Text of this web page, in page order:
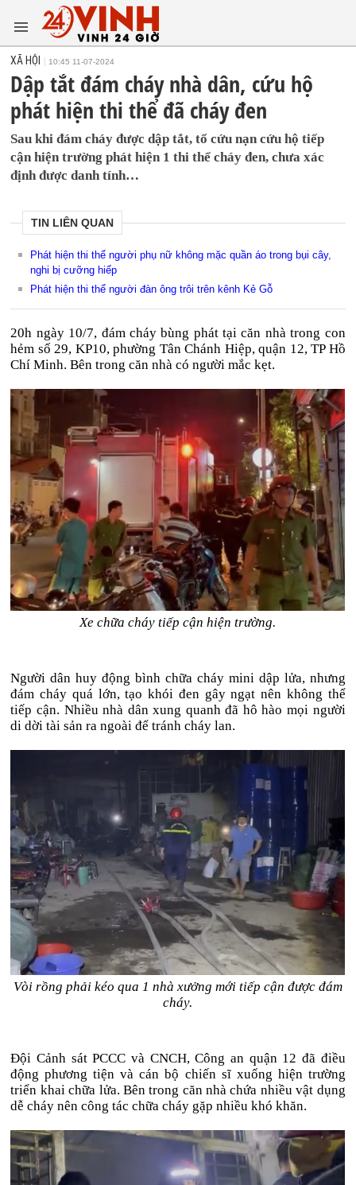
XÃ HỘI 10:45 11-07-2024
Dập tắt đám cháy nhà dân, cứu hộ
phát hiện thi thể đã cháy đen
Sau khi đám cháy được dập tắt, tổ cứu nạn cứu hộ tiếp
cận hiện trường phát hiện 1 thi thể cháy đen, chưa xác
định được danh tính…
TIN LIÊN QUAN
Phát hiện thi thể người phụ nữ không mặc quần áo trong bụi cây,
nghi bị cưỡng hiếp
Phát hiện thi thể người đàn ông trôi trên kênh Kẻ Gỗ
20h ngày 10/7, đám cháy bùng phát tại căn nhà trong con
hẻm số 29, KP10, phường Tân Chánh Hiệp, quận 12, TP Hồ
Chí Minh. Bên trong căn nhà có người mắc kẹt.
Xe chữa cháy tiếp cận hiện trường.
Người dân huy động bình chữa cháy mini dập lửa, nhưng
đám cháy quá lớn, tạo khói đen gây ngạt nên không thể
tiếp cận. Nhiều nhà dân xung quanh đã hô hào mọi người
di dời tài sản ra ngoài để tránh cháy lan.
Vòi rồng phải kéo qua 1 nhà xưởng mới tiếp cận được đám
cháy.
Đội Cảnh sát PCCC và CNCH, Công an quận 12 đã điều
động phương tiện và cán bộ chiến sĩ xuống hiện trường
triển khai chữa lửa. Bên trong căn nhà chứa nhiều vật dụng
dễ cháy nên công tác chữa cháy gặp nhiều khó khăn.